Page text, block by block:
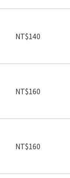
NT$140
NT$160
NT$160